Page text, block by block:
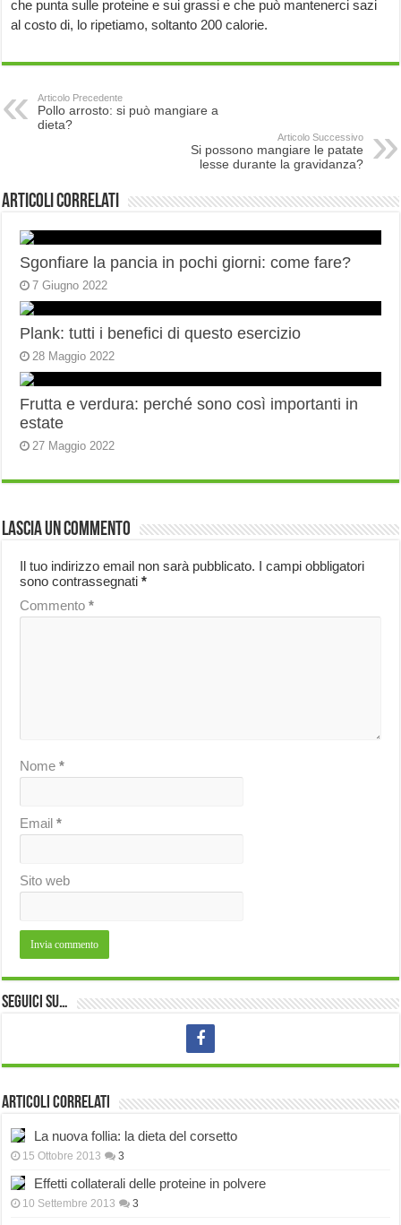
che punta sulle proteine e sui grassi e che può mantenerci sazi
al costo di, lo ripetiamo, soltanto 200 calorie.
Articolo Precedente
Pollo arrosto: si può mangiare a
dieta?
Articolo Successivo
Si possono mangiare le patate
lesse durante la gravidanza?
Articoli correlati
Sgonfiare la pancia in pochi giorni: come fare?
7 Giugno 2022
Plank: tutti i benefici di questo esercizio
28 Maggio 2022
Frutta e verdura: perché sono così importanti in
estate
27 Maggio 2022
Lascia un commento
Il tuo indirizzo email non sarà pubblicato. I campi obbligatori
sono contrassegnati*
Commento*
Nome*
Email*
Sito web
Seguici su…
Articoli correlati
La nuova follia: la dieta del corsetto
15 Ottobre 2013 3
Effetti collaterali delle proteine in polvere
10 Settembre 2013 3